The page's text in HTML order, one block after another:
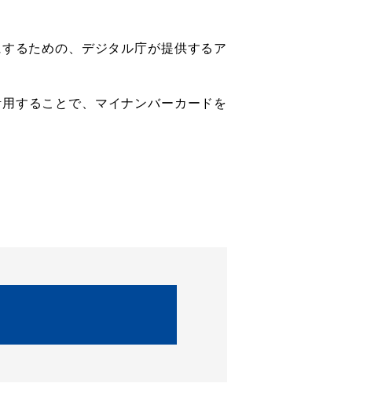
るための、デジタル庁が提供するア
することで、マイナンバーカードを